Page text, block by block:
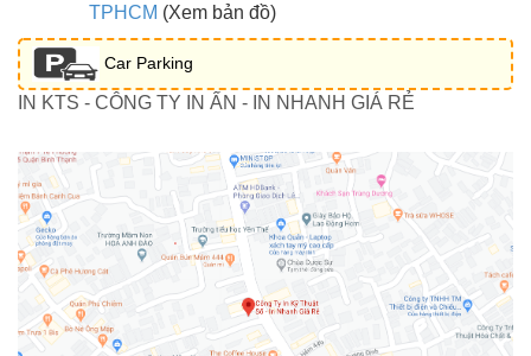
TPHCM (Xem bản đồ)
Car Parking
IN KTS - CÔNG TY IN ẤN - IN NHANH GIÁ RẺ